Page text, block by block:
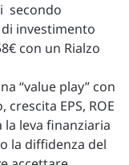
secondo
investimento
con un Rialzo
“value play” con
EPS, ROE
la leva finanziaria
la diffidenza del